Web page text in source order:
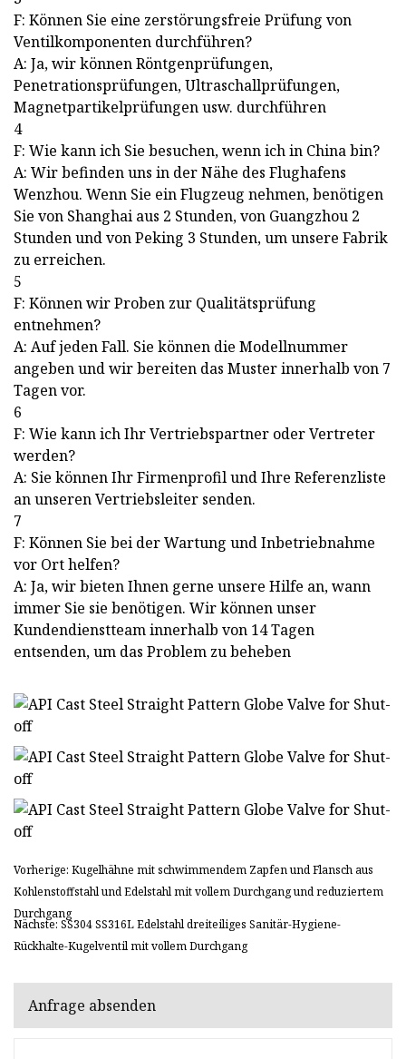
F: Können Sie eine zerstörungsfreie Prüfung von
Ventilkomponenten durchführen?
A: Ja, wir können Röntgenprüfungen,
Penetrationsprüfungen, Ultraschallprüfungen,
Magnetpartikelprüfungen usw. durchführen
4
F: Wie kann ich Sie besuchen, wenn ich in China bin?
A: Wir befinden uns in der Nähe des Flughafens
Wenzhou. Wenn Sie ein Flugzeug nehmen, benötigen
Sie von Shanghai aus 2 Stunden, von Guangzhou 2
Stunden und von Peking 3 Stunden, um unsere Fabrik
zu erreichen.
5
F: Können wir Proben zur Qualitätsprüfung
entnehmen?
A: Auf jeden Fall. Sie können die Modellnummer
angeben und wir bereiten das Muster innerhalb von 7
Tagen vor.
6
F: Wie kann ich Ihr Vertriebspartner oder Vertreter
werden?
A: Sie können Ihr Firmenprofil und Ihre Referenzliste
an unseren Vertriebsleiter senden.
7
F: Können Sie bei der Wartung und Inbetriebnahme
vor Ort helfen?
A: Ja, wir bieten Ihnen gerne unsere Hilfe an, wann
immer Sie sie benötigen. Wir können unser
Kundendienstteam innerhalb von 14 Tagen
entsenden, um das Problem zu beheben
Vorherige: Kugelhähne mit schwimmendem Zapfen und Flansch aus
Kohlenstoffstahl und Edelstahl mit vollem Durchgang und reduziertem
Durchgang
Nächste: SS304 SS316L Edelstahl dreiteiliges Sanitär-Hygiene-
Rückhalte-Kugelventil mit vollem Durchgang
Anfrage absenden